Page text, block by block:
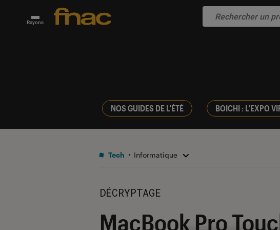
Rayons
NOS GUIDES DE L'ÉTÉ BOICHI : L'EXPO
Tech Informatique
DÉCRYPTAGE
MacBook Pro